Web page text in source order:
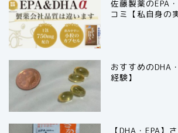
佐藤製薬のEPA
コミ【私自身の
おすすめのDHA
経験】
【DHA・EPA】